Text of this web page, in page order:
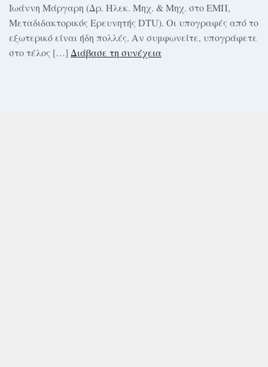
Ιωάννη Μάργαρη (Δρ. Ηλεκ. Μηχ. & Μηχ. στο ΕΜΠ,
Μεταδιδακτορικός Ερευνητής DTU). Οι υπογραφές από το
εξωτερικό είναι ήδη πολλές. Αν συμφωνείτε, υπογράφετε
στο τέλος […] Διάβασε τη συνέχεια